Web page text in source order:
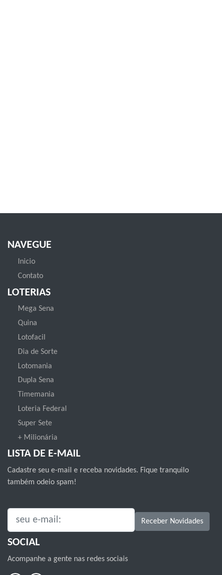
NAVEGUE
Inicio
Contato
LOTERIAS
Mega Sena
Quina
Lotofacil
Dia de Sorte
Lotomania
Dupla Sena
Timemania
Loteria Federal
Super Sete
+ Milionária
LISTA DE E-MAIL
Cadastre seu e-mail e receba novidades. Fique tranquilo
também odeio spam!
SEU E-MAIL: Receber Novidades
SOCIAL
Acompanhe a gente nas redes sociais